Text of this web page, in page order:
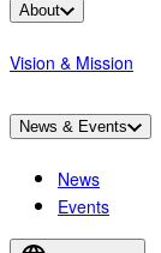
About
Vision & Mission
News & Events
News
Events